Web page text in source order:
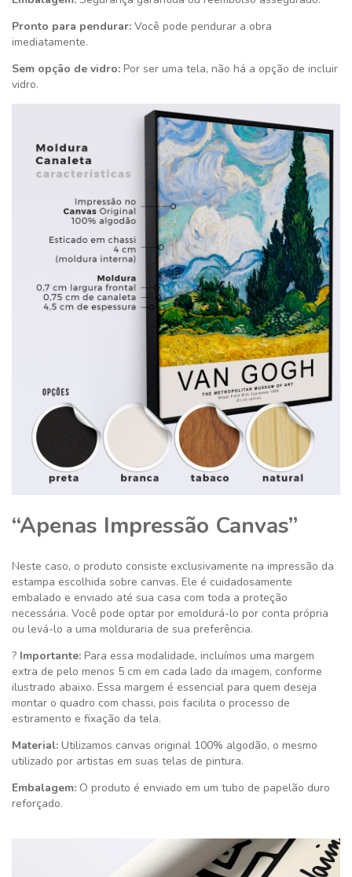
Pronto para pendurar: Você pode pendurar a obra
imediatamente.
Sem opção de vidro: Por ser uma tela, não há a opção de incluir
vidro.
“Apenas Impressão Canvas”
Neste caso, o produto consiste exclusivamente na impressão da
estampa escolhida sobre canvas. Ele é cuidadosamente
embalado e enviado até sua casa com toda a proteção
necessária. Você pode optar por emoldurá-lo por conta própria
ou levá-lo a uma molduraria de sua preferência.
? Importante: Para essa modalidade, incluímos uma margem
extra de pelo menos 5 cm em cada lado da imagem, conforme
ilustrado abaixo. Essa margem é essencial para quem deseja
montar o quadro com chassi, pois facilita o processo de
estiramento e fixação da tela.
Material: Utilizamos canvas original 100% algodão, o mesmo
utilizado por artistas em suas telas de pintura.
Embalagem: O produto é enviado em um tubo de papelão duro
reforçado.